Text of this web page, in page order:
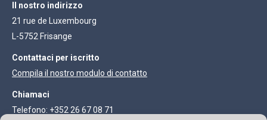
Il nostro indirizzo
21 rue de Luxembourg
L-5752 Frisange
Contattaci per iscritto
Compila il nostro modulo di contatto
Chiamaci
Telefono: +352 26 67 08 71